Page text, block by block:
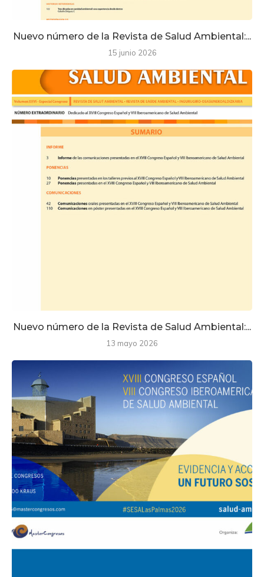
Nuevo número de la Revista de Salud Ambiental:...
15 junio 2026
Nuevo número de la Revista de Salud Ambiental:...
13 mayo 2026